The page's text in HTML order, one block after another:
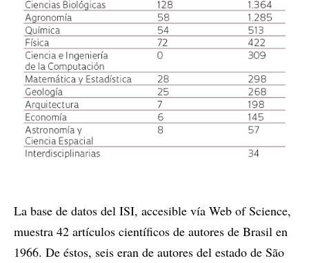
La base de datos del ISI, accesible vía Web of Science,
muestra 42 artículos científicos de autores de Brasil en
1966. De éstos, seis eran de autores del estado de São